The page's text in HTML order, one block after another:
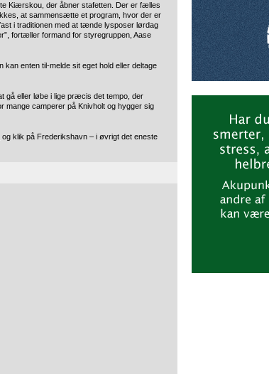
Kiærskou, der åbner stafetten. Der er fælles
at sammensætte et program, hvor der er
i traditionen med at tænde lysposer lørdag
fortæller formand for styregruppen, Aase
kan enten til-melde sit eget hold eller deltage
gå eller løbe i lige præcis det tempo, der
mange camperer på Knivholt og hygger sig
og klik på Frederikshavn – i øvrigt det eneste